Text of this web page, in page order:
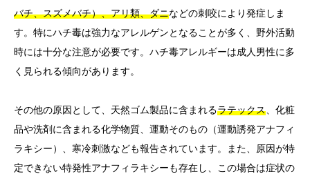
バチ、スズメバチ）、アリ類、ダニなどの刺咬により発症しま
す。特にハチ毒は強力なアレルゲンとなることが多く、野外活動
時には十分な注意が必要です。ハチ毒アレルギーは成人男性に多
く見られる傾向があります。
その他の原因として、天然ゴム製品に含まれるラテックス 、化粧
品や洗剤に含まれる化学物質、運動そのもの（運動誘発アナフィ
ラキシー）、寒冷刺激なども報告されています。また、原因が特
定できない特発性アナフィラキシーも存在し、この場合は症状の